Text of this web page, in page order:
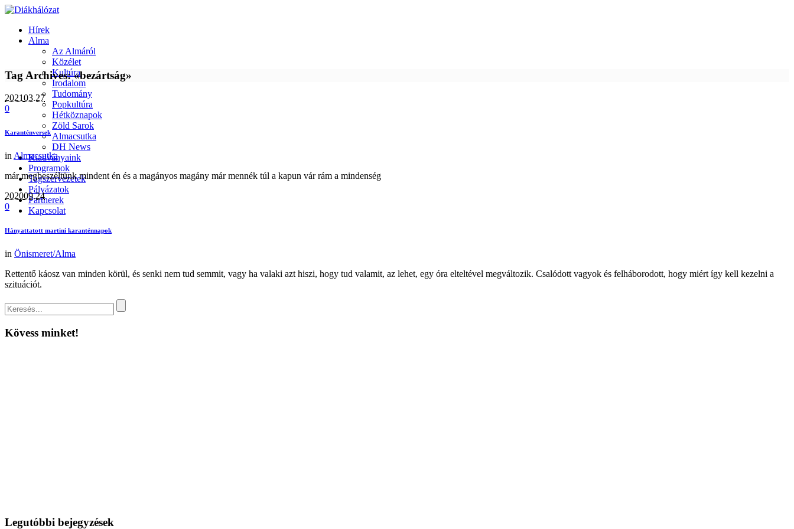
Hírek
Alma
Az Almáról
Közélet
Kultúra
Irodalom
Tudomány
Popkultúra
Hétköznapok
Zöld Sarok
Almacsutka
DH News
Kiadványaink
Programok
Tagszervezetek
Pályázatok
Partnerek
Kapcsolat
Tag Archives: «bezártság»
202103.27
0
Karanténversek
in Almacsutka
már megbeszéltünk mindent én és a magányos magány már mennék túl a kapun vár rám a mindenség
202009.24
0
Hányattatott martini karanténnapok
in Önismeret/Alma
Rettentő káosz van minden körül, és senki nem tud semmit, vagy ha valaki azt hiszi, hogy tud valamit, az lehet, egy óra elteltével megváltozik. Csalódott vagyok és felháborodott, hogy miért így kell kezelni a
szituációt.
Kövess minket!
Legutóbbi bejegyzések